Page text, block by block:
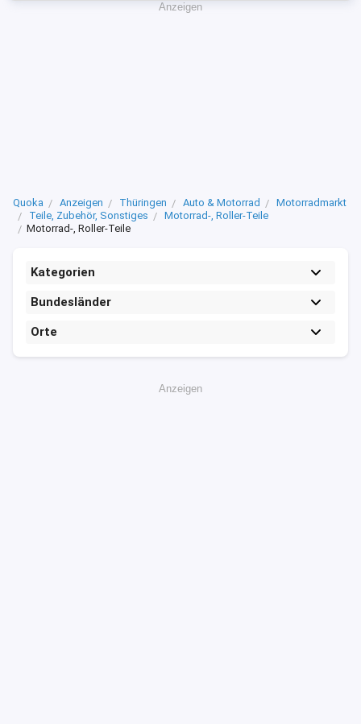
Anzeigen
Quoka Anzeigen Thüringen Auto & Motorrad
Motorradmarkt
Teile, Zubehör, Sonstiges
Motorrad-, Roller-Teile
Motorrad-, Roller-Teile
Kategorien
Bundesländer
Orte
Anzeigen